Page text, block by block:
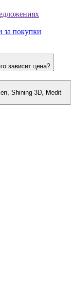
за покупки
зависит цена?
Shining 3D, Medit